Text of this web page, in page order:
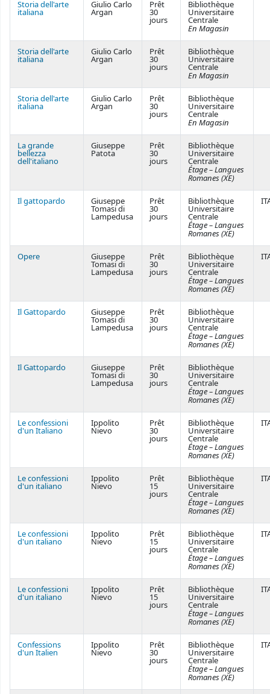
Storia dell'arte
italiana
Giulio Carlo
Argan
Prêt
30
jours
Bibliothèque
Universitaire
Centrale
En Magasin
Storia dell'arte
italiana
Giulio Carlo
Argan
Prêt
30
jours
Bibliothèque
Universitaire
Centrale
En Magasin
Storia dell'arte
italiana
Giulio Carlo
Argan
Prêt
30
jours
Bibliothèque
Universitaire
Centrale
En Magasin
La grande
bellezza
dell'italiano
Giuseppe
Patota
Prêt
30
jours
Bibliothèque
Universitaire
Centrale
Étage – Langues
Romanes (XE)
Il gattopardo Giuseppe
Tomasi di
Lampedusa
Prêt
30
jours
Bibliothèque
Universitaire
Centrale
Étage – Langues
Romanes (XE)
Opere Giuseppe
Tomasi di
Lampedusa
Prêt
30
jours
Bibliothèque
Universitaire
Centrale
Étage – Langues
Romanes (XE)
Il Gattopardo Giuseppe
Tomasi di
Lampedusa
Prêt
30
jours
Bibliothèque
Universitaire
Centrale
Étage – Langues
Romanes (XE)
Il Gattopardo Giuseppe
Tomasi di
Lampedusa
Prêt
30
jours
Bibliothèque
Universitaire
Centrale
Étage – Langues
Romanes (XE)
Le confessioni
d'un Italiano
Ippolito
Nievo
Prêt
30
jours
Bibliothèque
Universitaire
Centrale
Étage – Langues
Romanes (XE)
Le confessioni
d'un italiano
Ippolito
Nievo
Prêt
15
jours
Bibliothèque
Universitaire
Centrale
Étage – Langues
Romanes (XE)
Le confessioni
d'un italiano
Ippolito
Nievo
Prêt
15
jours
Bibliothèque
Universitaire
Centrale
Étage – Langues
Romanes (XE)
Le confessioni
d'un italiano
Ippolito
Nievo
Prêt
15
jours
Bibliothèque
Universitaire
Centrale
Étage – Langues
Romanes (XE)
Confessions
d'un Italien
Ippolito
Nievo
Prêt
30
jours
Bibliothèque
Universitaire
Centrale
Étage – Langues
Romanes (XE)